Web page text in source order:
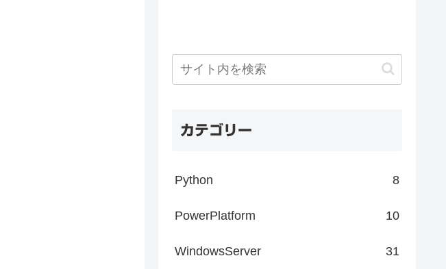
カテゴリー
Python 8
PowerPlatform 10
WindowsServer 31